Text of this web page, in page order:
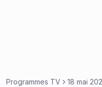
Programmes TV
18 mai